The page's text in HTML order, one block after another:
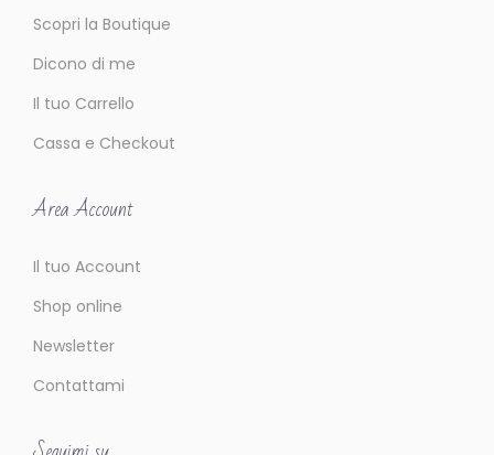
Scopri la Boutique
Dicono di me
Il tuo Carrello
Cassa e Checkout
Area Account
Il tuo Account
Shop online
Newsletter
Contattami